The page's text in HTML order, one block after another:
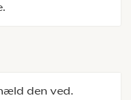
den ved.